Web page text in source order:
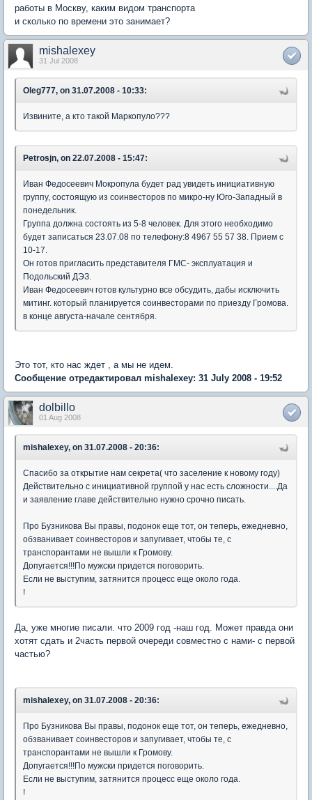
работы в Москву, каким видом транспорта
и сколько по времени это занимает?
mishalexey
31 Jul 2008
Oleg777, on 31.07.2008 - 10:33:
Извините, а кто такой Маркопуло???
Petrosjn, on 22.07.2008 - 15:47:
Иван Федосеевич Мокропула будет рад увидеть инициативную
группу, состоящую из соинвесторов по микро-ну Юго-Западный в
понедельник.
Группа должна состоять из 5-8 человек. Для этого необходимо
будет записаться 23.07.08 по телефону:8 4967 55 57 38. Прием с
10-17.
Он готов пригласить представителя ГМС- эксплуатация и
Подольский ДЭЗ.
Иван Федосеевич готов культурно все обсудить, дабы исключить
митинг. который планируется соинвесторами по приезду Громова.
в конце августа-начале сентября.
Это тот, кто нас ждет , а мы не идем.
Сообщение отредактировал mishalexey: 31 July 2008 - 19:52
dolbillo
01 Aug 2008
mishalexey, on 31.07.2008 - 20:36:
Спасибо за открытие нам секрета( что заселение к новому году)
Действительно с инициативной группой у нас есть сложности....Да
и заявление главе действительно нужно срочно писать.
Про Бузникова Вы правы, подонок еще тот, он теперь, ежедневно,
обзванивает соинвесторов и запугивает, чтобы те, с
транспорантами не вышли к Громову.
Допугается!!!По мужски придется поговорить.
Если не выступим, затянится процесс еще около года.
!
Да, уже многие писали. что 2009 год -наш год. Может правда они
хотят сдать и 2часть первой очереди совместно с нами- с первой
частью?
mishalexey, on 31.07.2008 - 20:36:
Про Бузникова Вы правы, подонок еще тот, он теперь, ежедневно,
обзванивает соинвесторов и запугивает, чтобы те, с
транспорантами не вышли к Громову.
Допугается!!!По мужски придется поговорить.
Если не выступим, затянится процесс еще около года.
!